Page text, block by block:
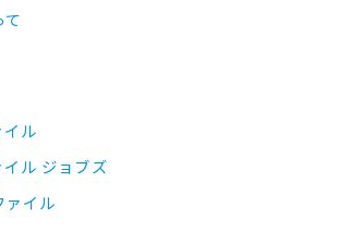
イル
イル ジョブズ
ァイル